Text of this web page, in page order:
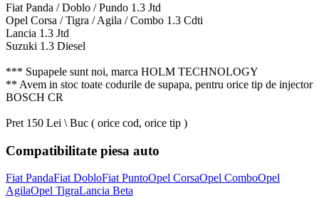
Fiat Panda / Doblo / Pundo 1.3 Jtd
Opel Corsa / Tigra / Agila / Combo 1.3 Cdti
Lancia 1.3 Jtd
Suzuki 1.3 Diesel
*** Supapele sunt noi, marca HOLM TECHNOLOGY
** Avem in stoc toate codurile de supapa, pentru orice tip de injector
BOSCH CR
Pret 150 Lei \ Buc ( orice cod, orice tip )
Compatibilitate piesa auto
Fiat PandaFiat DobloFiat PuntoOpel CorsaOpel ComboOpel
AgilaOpel TigraLancia Beta